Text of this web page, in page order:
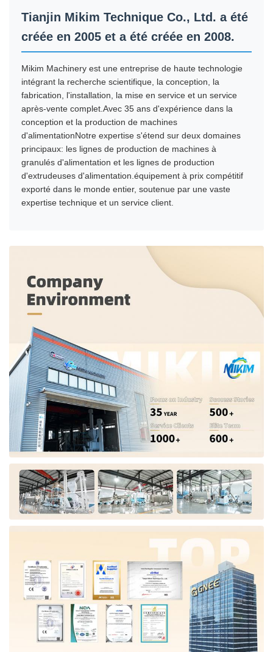
Tianjin Mikim Technique Co., Ltd. a été
créée en 2005 et a été créée en 2008.
Mikim Machinery est une entreprise de haute technologie
intégrant la recherche scientifique, la conception, la
fabrication, l'installation, la mise en service et un service
après-vente complet.Avec 35 ans d'expérience dans la
conception et la production de machines
d'alimentationNotre expertise s'étend sur deux domaines
principaux: les lignes de production de machines à
granulés d'alimentation et les lignes de production
d'extrudeuses d'alimentation.équipement à prix compétitif
exporté dans le monde entier, soutenue par une vaste
expertise technique et un service client.